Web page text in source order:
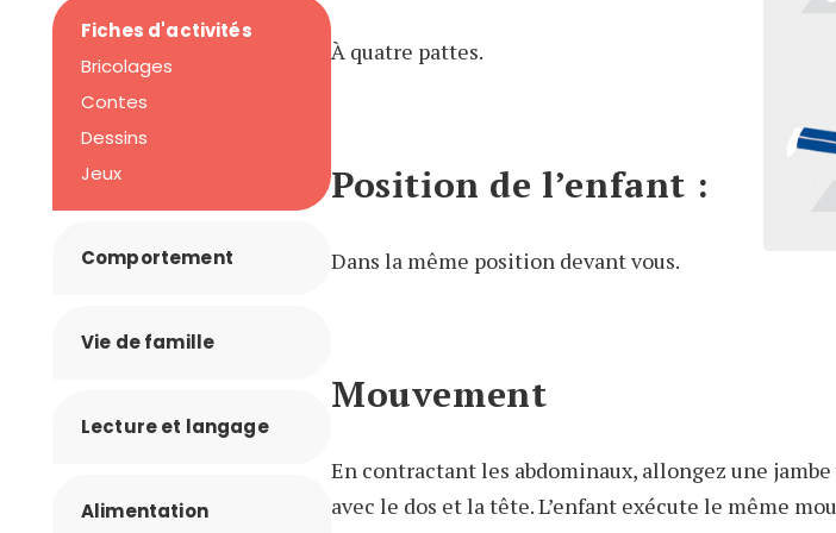
À quatre pattes.
Position de l’enfant :
Dans la même position devant vous.
Mouvement
En contractant les abdominaux, allongez une
avec le dos et la tête. L’enfant exécute le même
Fiches d'activités
Bricolages
Contes
Dessins
Jeux
Comportement
Vie de famille
Lecture et langage
Alimentation